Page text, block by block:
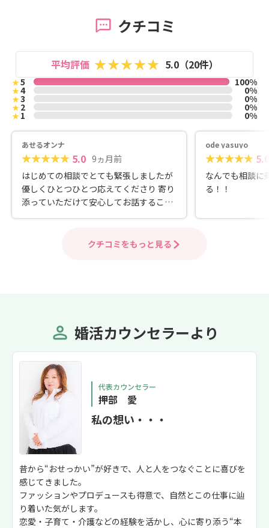
クチコミ
平均評価 5.0（20件）
★5 100%
★4 0%
★3 0%
★2 0%
★1 0%
あせるオンナ
5.0 9ヵ月前
はじめての相談でとても緊張しましたが
優しくひとつひとつ応えてくださり 寄り
添っていただけて安心してお話すること
が出来ました😊 これから宜しくお願いし
ode yasuyo
5.0
なんでも相談に
る！！
クチコミをもっと見る
婚活カウンセラーより
代表カウンセラー
押部 愛
私の想い・・・
昔から“おせっかい”が好きで、人と人をつなぐことに喜びを
感じてきました。
ファッションやプロデュースも得意で、自然とこの仕事に辿
り着いた気がします。
恋愛・子育て・介護などの経験を活かし、心に寄り添う“本